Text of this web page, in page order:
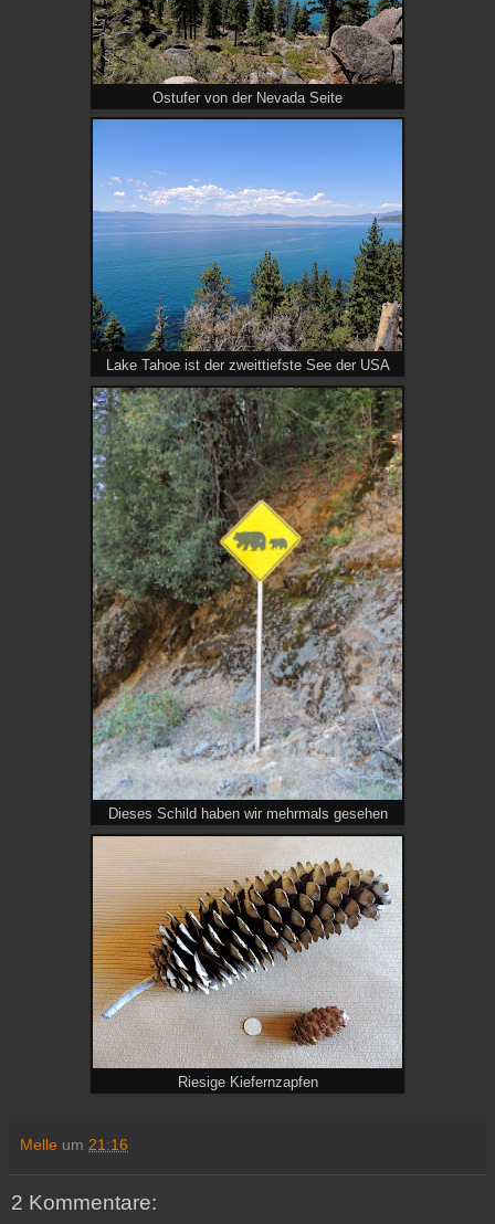
Ostufer von der Nevada Seite
Lake Tahoe ist der zweittiefste See der USA
Dieses Schild haben wir mehrmals gesehen
Riesige Kiefernzapfen
Melle um 21:16
2 Kommentare: